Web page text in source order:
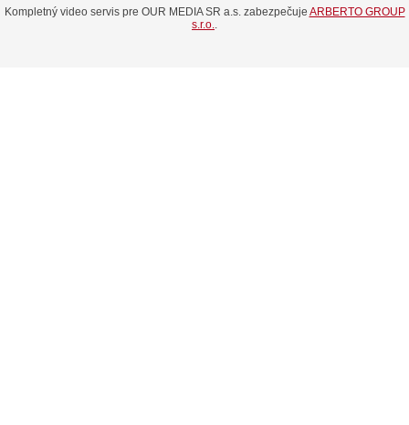
Kompletný video servis pre OUR MEDIA SR a.s. zabezpečuje ARBERTO GROUP
s.r.o.